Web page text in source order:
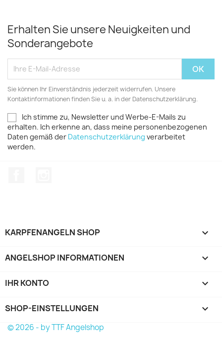
Erhalten Sie unsere Neuigkeiten und
Sonderangebote
Sie können Ihr Einverständnis jederzeit widerrufen. Unsere
Kontaktinformationen finden Sie u. a. in der Datenschutzerklärung.
Ich stimme zu, Newsletter und Werbe-E-Mails zu
erhalten. Ich erkenne an, dass meine personenbezogenen
Daten gemäß der Datenschutzerklärung verarbeitet
werden.
KARPFENANGELN SHOP 
ANGELSHOP INFORMATIONEN 
IHR KONTO 
SHOP-EINSTELLUNGEN keyboard_arrow_down
© 2026 - by TTF Angelshop